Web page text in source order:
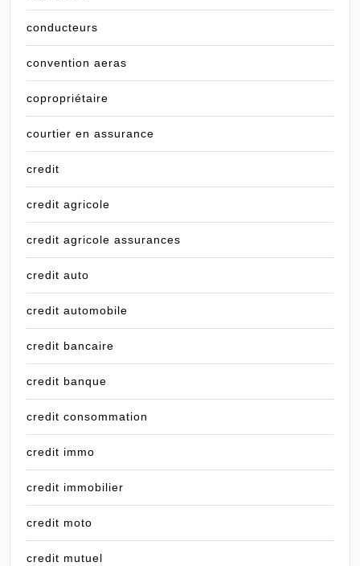
conducteurs
convention aeras
copropriétaire
courtier en assurance
credit
credit agricole
credit agricole assurances
credit auto
credit automobile
credit bancaire
credit banque
credit consommation
credit immo
credit immobilier
credit moto
credit mutuel